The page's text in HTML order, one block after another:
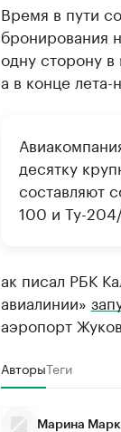
Время в пути
бронирования
одну сторону в
а в конце лета-
десятку
составляют
100 и Ту-204/
ак писал РБК
авиалинии»
аэропорт
АвторыТеги
Марина